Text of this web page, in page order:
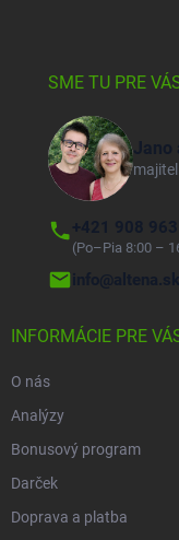
SME TU PRE
Jano
+421 908
(Po–Pia 8:00 –
info@altena.sk
INFORMÁCIE PRE
O nás
Analýzy
Bonusový program
Darček
Doprava a platba